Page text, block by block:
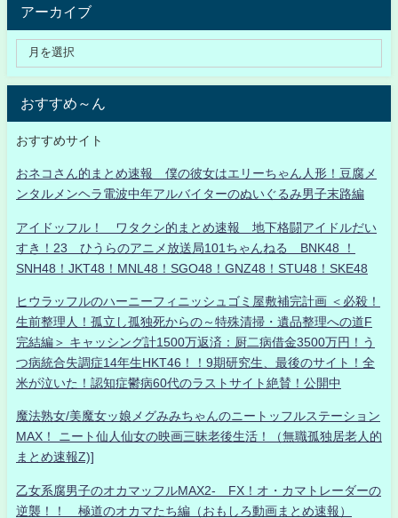
アーカイブ
おすすめ～ん
おすすめサイト
おネコさん的まとめ速報 僕の彼女はエリーちゃん人形！豆腐メ
ンタルメンヘラ電波中年アルバイターのぬいぐるみ男子末路編
アイドッフル！ ワタクシ的まとめ速報 地下格闘アイドルだい
すき！23 ひうらのアニメ放送局101ちゃんねる BNK48 ！
SNH48！JKT48！MNL48！SGO48！GNZ48！STU48！SKE48
ヒウラッフルのハーニーフィニッシュゴミ屋敷補完計画 ＜必殺！
生前整理人！孤立し孤独死からの～特殊清掃・遺品整理への道F
完結編＞ キャッシング計1500万返済：厨二病借金3500万円！う
つ病統合失調症14年生HKT46！！9期研究生、最後のサイト！全
米が泣いた！認知症鬱病60代のラストサイト絶賛！公開中
魔法熟女/美魔女ッ娘メグみみちゃんのニートッフルステーション
MAX！ ニート仙人仙女の映画三昧老後生活！（無職孤独居老人的
まとめ速報Z)]
乙女系腐男子のオカマッフルMAX2- FX！オ・カマトレーダーの
逆襲！！ 極道のオカマたち編（おもしろ動画まとめ速報）